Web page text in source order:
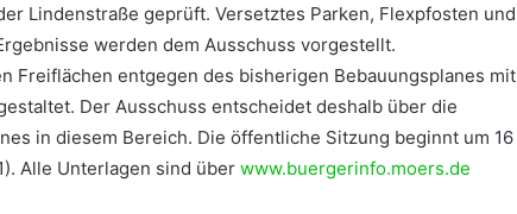
Lindenstraße geprüft. Versetztes Parken, Flexpfosten und
werden dem Ausschuss vorgestellt.
Freiflächen entgegen des bisherigen Bebauungsplanes mit
Der Ausschuss entscheidet deshalb über die
in diesem Bereich. Die öffentliche Sitzung beginnt um 16
Alle Unterlagen sind über www.buergerinfo.moers.de